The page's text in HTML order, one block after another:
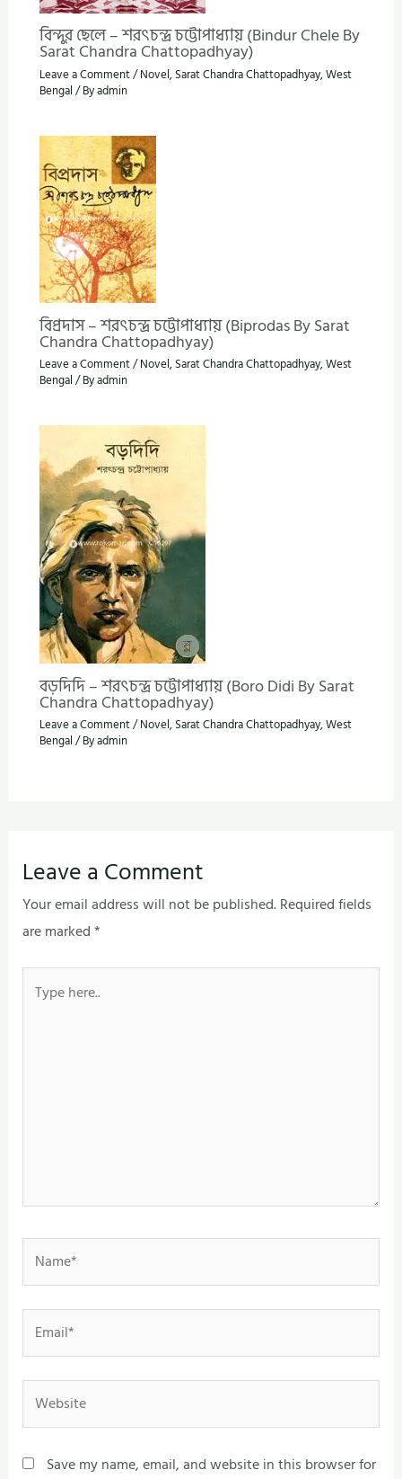
বিন্দুর ছেলে – শরৎচন্দ্র চট্টোপাধ্যায় (Bindur Chele By
Sarat Chandra Chattopadhyay)
Leave a Comment/Novel, Sarat Chandra Chattopadhyay,West
Bengal / Byadmin
বিপ্রদাস – শরৎচন্দ্র চট্টোপাধ্যায় (Biprodas By Sarat
Chandra Chattopadhyay)
Leave a Comment/Novel, Sarat Chandra Chattopadhyay,West
Bengal / Byadmin
বড়দিদি – শরৎচন্দ্র চট্টোপাধ্যায় (Boro Didi By Sarat
Chandra Chattopadhyay)
Leave a Comment/Novel, Sarat Chandra Chattopadhyay,West
Bengal / Byadmin
Leave a Comment
Your email address will not be published.Required fields
are marked*
here..
Name*
Email*
Website
Save my name, email, and website in this browser for